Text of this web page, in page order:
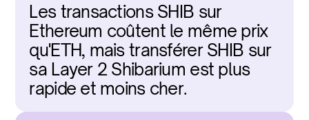
Les transactions SHIB sur
Ethereum coûtent le même prix
qu'ETH, mais transférer SHIB sur
sa Layer 2 Shibarium est plus
rapide et moins cher.